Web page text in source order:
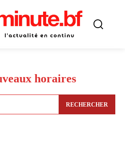
horaires
RECHERCHER